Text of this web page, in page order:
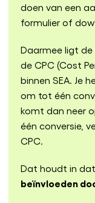
doen van een
formulier of
Daarmee ligt de
de CPC (Cost
binnen SEA. Je
om tot één
komt dan neer
één conversie,
CPC.
Dat houdt in
beïnvloeden